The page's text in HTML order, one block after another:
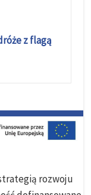
z flagą
rozwoju